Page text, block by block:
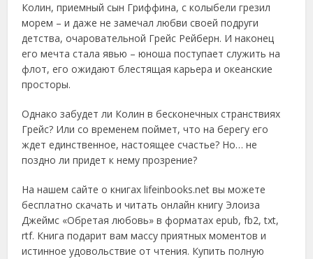
Колин, приемный сын Гриффина, с колыбели грезил
морем – и даже не замечал любви своей подруги
детства, очаровательной Грейс Рейберн. И наконец
его мечта стала явью – юноша поступает служить на
флот, его ожидают блестящая карьера и океанские
просторы.
Однако забудет ли Колин в бесконечных странствиях
Грейс? Или со временем поймет, что на берегу его
ждет единственное, настоящее счастье? Но… не
поздно ли придет к нему прозрение?
На нашем сайте о книгах lifeinbooks.net вы можете
бесплатно скачать и читать онлайн книгу Элоиза
Джеймс «Обретая любовь» в форматах epub, fb2, txt,
rtf. Книга подарит вам массу приятных моментов и
истинное удовольствие от чтения. Купить полную